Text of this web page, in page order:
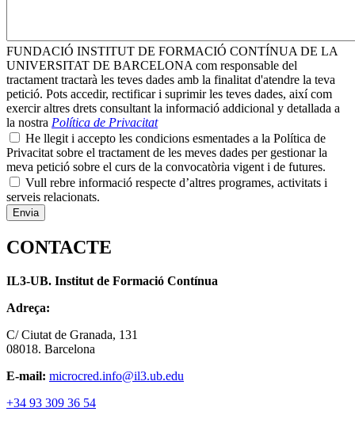
FUNDACIÓ INSTITUT DE FORMACIÓ CONTÍNUA DE LA
UNIVERSITAT DE BARCELONA com responsable del
tractament tractarà les teves dades amb la finalitat d'atendre la teva
petició. Pots accedir, rectificar i suprimir les teves dades, així com
exercir altres drets consultant la informació addicional y detallada a
la nostra Política de Privacitat
He llegit i accepto les condicions esmentades a la Política de
Privacitat sobre el tractament de les meves dades per gestionar la
meva petició sobre el curs de la convocatòria vigent i de futures.
Vull rebre informació respecte d’altres programes, activitats i
serveis relacionats.
CONTACTE
IL3-UB. Institut de Formació Contínua
Adreça:
C/ Ciutat de Granada, 131
08018. Barcelona
E-mail: microcred.info@il3.ub.edu
+34 93 309 36 54